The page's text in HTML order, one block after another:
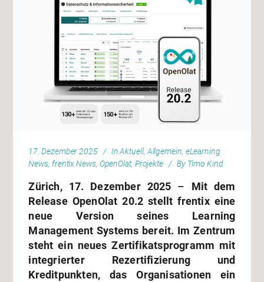
17. Dezember 2025 In Aktuell, Allgemein, eLearning
News, frentix News, OpenOlat, Projekte By Timo Kind
Zürich, 17. Dezember 2025 – Mit dem
Release OpenOlat 20.2 stellt frentix eine
neue Version seines Learning
Management Systems bereit. Im Zentrum
steht ein neues Zertifikatsprogramm mit
integrierter Rezertifizierung und
Kreditpunkten, das Organisationen ein